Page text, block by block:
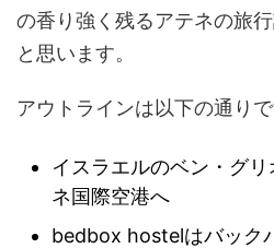
の香り強く残るアテネの旅
と思います。
アウトラインは以下の通りで
イスラエルのベン・グ
ネ国際空港へ
bedbox hostelはバック